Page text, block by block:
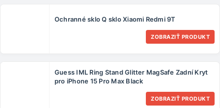
PORADŇA
ČLÁNKY
KONTAKT
Ochranné sklo Q sklo Xiaomi Redmi 9T
ZOBRAZIŤ PRODUKT
Guess IML Ring Stand Glitter MagSafe Zadní Kryt
pro iPhone 15 Pro Max Black
ZOBRAZIŤ PRODUKT